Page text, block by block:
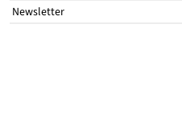
Newsletter